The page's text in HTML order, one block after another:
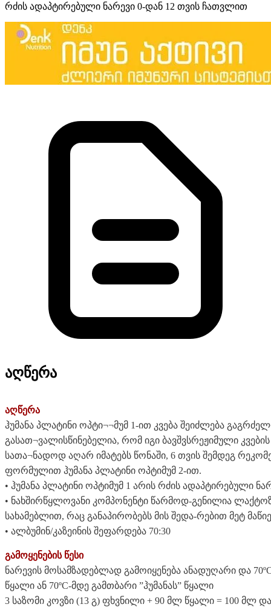
რძის ადაპტირებული ნარევი 0-დან 12 თვის ჩათვლით
აღწერა
აღწერა
ჰუმანა პლატინი ოპტი¬¬მუმ 1-ით კვება შეიძლება
გასათ¬ვალისწინებელია, რომ იგი ბავშვსრეჟიმული კვების
სათა¬ნადოდ აღარ იმატებს წონაში, 6 თვის შემდეგ
ფორმულით ჰუმანა პლატინი ოპტიმუმ 2-ით.
• ჰუმანა პლატინი ოპტიმუმ 1 არის რძის ადაპტირებული
• ნახშირწყლოვანი კომპონენტი წარმოდ-გენილია
სახამებლით, რაც განაპირობებს მის შედა-რებით მეტ
• ალბუმინ/კაზეინის შეფარდება 70:30
გამოყენების წესი
ნარევის მოსამზადებლად გამოიყენება ანადუღარი და
წყალი ან 70ºC-მდე გამთბარი ”ჰუმანას” წყალი
3 საზომი კოვზი (13 გ) ფხვნილი + 90 მლ წყალი = 100 მლ